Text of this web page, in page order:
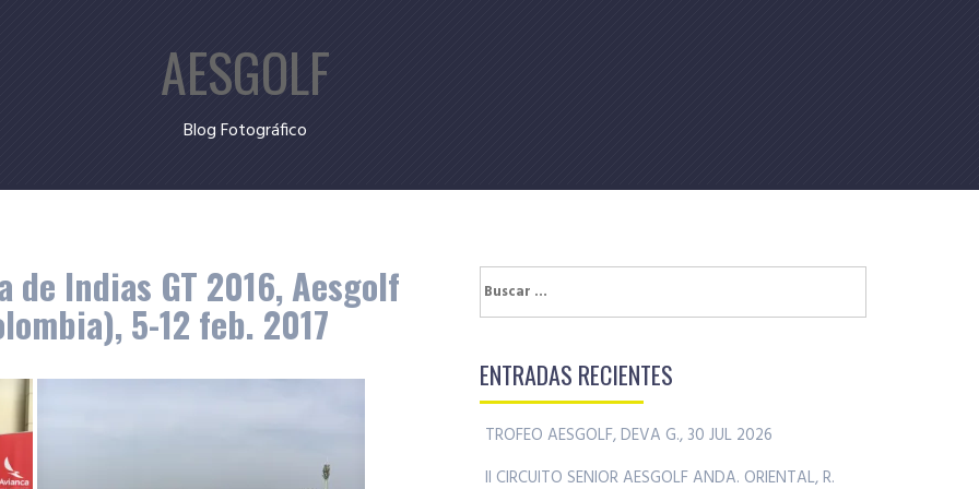
AESGOLF
Blog Fotográfico
Indias GT 2016, Aesgolf
5-12 feb. 2017
Buscar:
ENTRADAS RECIENTES
TROFEO AESGOLF, DEVA G., 30 JUL 2026
II CIRCUITO SENIOR AESGOLF ANDA. ORIENTAL, R.